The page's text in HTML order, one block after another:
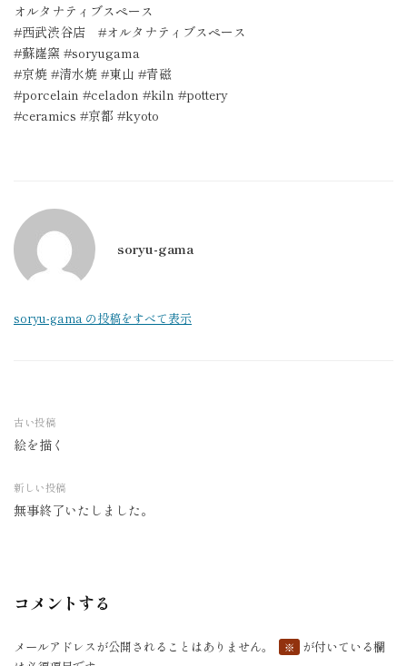
オルタナティブスペース
#西武渋谷店 #オルタナティブスペース
#蘇嶐窯 #soryugama
#京焼 #清水焼 #東山 #青磁
#porcelain #celadon #kiln #pottery
#ceramics #京都 #kyoto
soryu-gama
soryu-gama の投稿をすべて表示
投
ナ
ビ
ョ
古い投稿
絵を描く
新しい投稿
無事終了いたしました。
コメントする
メールアドレスが公開されることはありません。 ※
が付いている欄